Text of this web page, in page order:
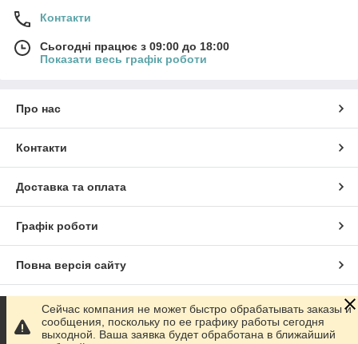
Переваги компанії «АКС-груп»
Великий досвід
З 2004 року ми займаємося проектуванням,
установкою і подальшим обслуговуванням
систем кондиціонування, обігріву, охолодження,
вентиляції, напрацювавши великий досвід у
Контакти
Сьогодні працює з 09:00 до 18:00
Показати весь графік роботи
Про нас
Контакти
Доставка та оплата
Графік роботи
Повна версія сайту
Сайт створено на маркетплейсі Prom.ua
Сейчас компания не может быстро обрабатывать заказы и
сообщения, поскольку по ее графику работы сегодня
выходной. Ваша заявка будет обработана в ближайший